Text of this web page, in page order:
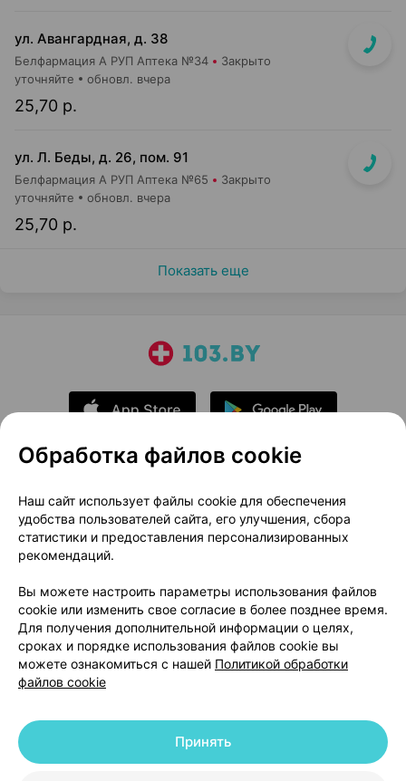
ул. Авангардная, д. 38
Белфармация А РУП Аптека №34 Закрыто
25,70 р.
уточняйте обновл. вчера
ул. Л. Беды, д. 26, пом. 91
Белфармация А РУП Аптека №65 Закрыто
25,70 р.
уточняйте обновл. вчера
Показать еще
О проекте
Новости проекта
Размещение рекламы
Медицинский маркетинг
Публичный договор
Доставка
Способы оплаты
Вакансии
Партнеры
Написать руководителю 103.by
Написать в поддержку
Персональные настройки Cookie
© 2026 ООО «Артокс Лаб», УНП 191700409 | 220012, Республика Беларусь,
Обработка файлов cookie
Наш сайт использует файлы cookie для обеспечения
удобства пользователей сайта, его улучшения, сбора
статистики и предоставления персонализированных
рекомендаций.
Вы можете настроить параметры использования файлов
cookie или изменить свое согласие в более позднее время.
Для получения дополнительной информации о целях,
сроках и порядке использования файлов cookie вы
можете ознакомиться с нашей Политикой обработки
файлов cookie
Принять